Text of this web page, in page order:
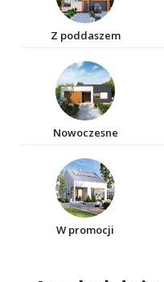
Z poddaszem
Nowoczesne
W promocji